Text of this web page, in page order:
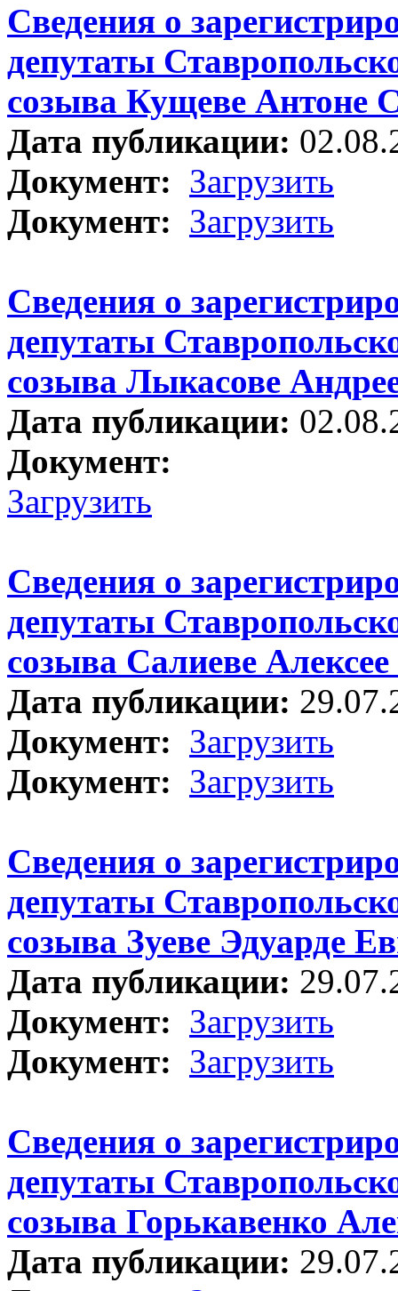
Сведения о
депутаты
созыва Кущеве Антоне
Дата публикации:
Документ: Загрузить
Документ: Загрузить
Сведения о
депутаты
созыва Лыкасове
Дата публикации:
Документ:
Загрузить
Сведения о
депутаты
созыва Салиеве
Дата публикации:
Документ: Загрузить
Документ: Загрузить
Сведения о
депутаты
созыва Зуеве Эдуарде
Дата публикации:
Документ: Загрузить
Документ: Загрузить
Сведения о
депутаты
созыва Горькавенко
Дата публикации: